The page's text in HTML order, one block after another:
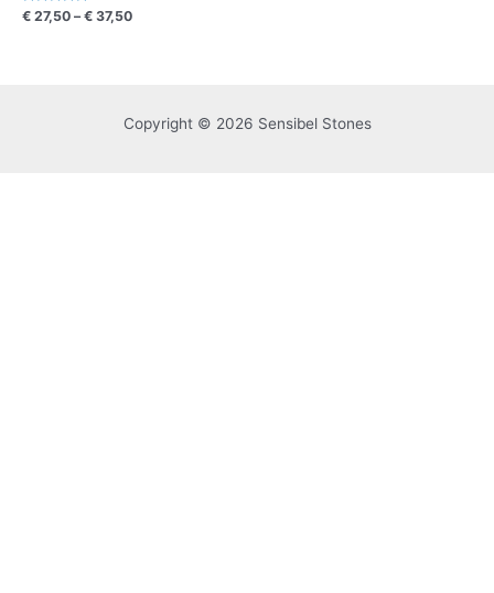
Waardering
€ 27,50 –€ 37,50
Copyright © 2026 Sensibel Stones